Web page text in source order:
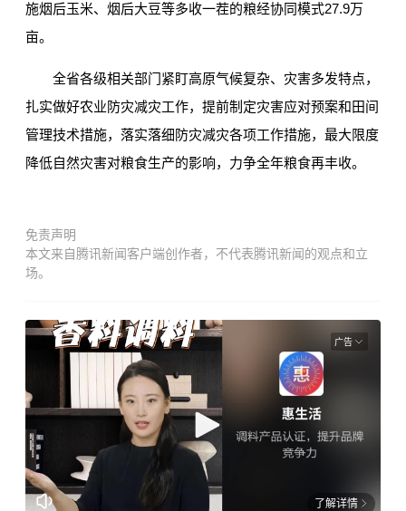
施烟后玉米、烟后大豆等多收一茬的粮经协同模式27.9万
亩。
全省各级相关部门紧盯高原气候复杂、灾害多发特点，
扎实做好农业防灾减灾工作，提前制定灾害应对预案和田间
管理技术措施，落实落细防灾减灾各项工作措施，最大限度
降低自然灾害对粮食生产的影响，力争全年粮食再丰收。
免责声明
本文来自腾讯新闻客户端创作者，不代表腾讯新闻的观点和立
场。
广告
了解详情